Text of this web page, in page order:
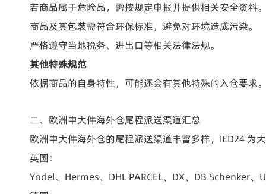
若商品属于危险品，需按规定申报并提供相关安全资料
商品及其包装需符合环保标准，避免对环境造成污染。
严格遵守当地税务、进出口等相关法律法规。
其他特殊规范
依据商品的自身特性，可能还会有其他特殊的入仓要求
二、欧洲中大件海外仓尾程派送渠道汇总
欧洲中大件海外仓的尾程派送渠道丰富多样，IED24 为
英国：
Yodel、Hermes、DHL PARCEL、DX、DB Schenker、